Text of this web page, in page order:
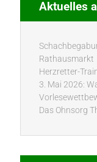
Aktuelles
Rathausmarkt
Herzretter-
3. Mai 2026:
Das Ohnsorg